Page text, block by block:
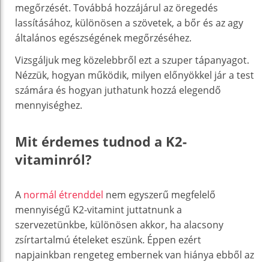
megőrzését. Továbbá hozzájárul az öregedés
lassításához, különösen a szövetek, a bőr és az agy
általános egészségének megőrzéséhez.
Vizsgáljuk meg közelebbről ezt a szuper tápanyagot.
Nézzük, hogyan működik, milyen előnyökkel jár a test
számára és hogyan juthatunk hozzá elegendő
mennyiséghez.
Mit érdemes tudnod a K2-
vitaminról?
A normál étrenddel nem egyszerű megfelelő
mennyiségű K2-vitamint juttatnunk a
szervezetünkbe, különösen akkor, ha alacsony
zsírtartalmú ételeket eszünk. Éppen ezért
napjainkban rengeteg embernek van hiánya ebből az